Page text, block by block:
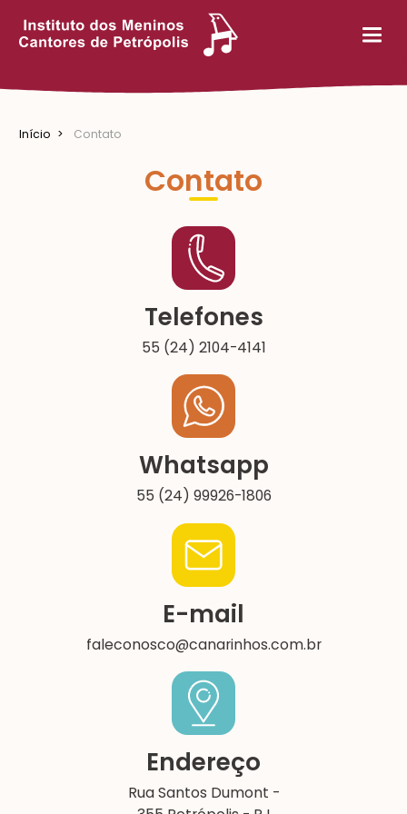
Início Contato
Contato
Telefones
55 (24) 2104-4141
Whatsapp
55 (24) 99926-1806
E-mail
faleconosco@canarinhos.com.br
Endereço
Rua Santos Dumont -